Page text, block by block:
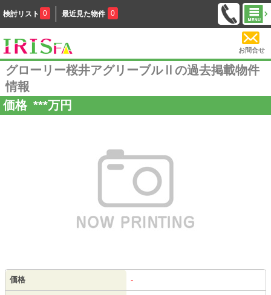
検討リスト 0 最近見た物件 0
お問合せ
グローリー桜井アグリーブルⅡの過去掲載物件
情報
価格 ***万円
価格 -